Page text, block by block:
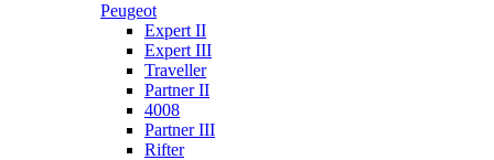
Peugeot
Expert II
Expert III
Traveller
Partner II
4008
Partner III
Rifter